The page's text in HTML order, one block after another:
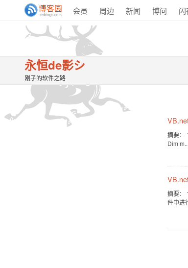
会员 周边 新闻 博问
永恒de影シ
刚子的软件之路
摘要：
Dim m...
摘要：
件中进